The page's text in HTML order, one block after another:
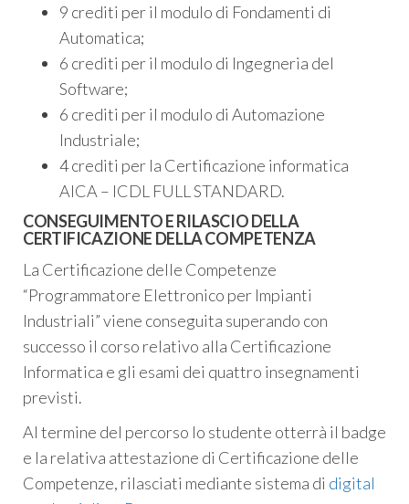
9 crediti per il modulo di Fondamenti di
Automatica;
6 crediti per il modulo di Ingegneria del
Software;
6 crediti per il modulo di Automazione
Industriale;
4 crediti per la Certificazione informatica
AICA – ICDL FULL STANDARD.
CONSEGUIMENTO E RILASCIO DELLA
CERTIFICAZIONE DELLA COMPETENZA
La Certificazione delle Competenze
“Programmatore Elettronico per Impianti
Industriali” viene conseguita superando con
successo il corso relativo alla Certificazione
Informatica e gli esami dei quattro insegnamenti
previsti.
Al termine del percorso lo studente otterrà il badge
e la relativa attestazione di Certificazione delle
Competenze, rilasciati mediante sistema di digital